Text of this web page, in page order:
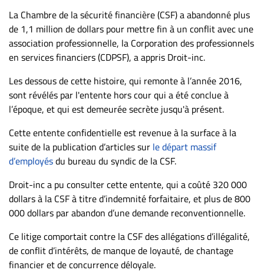
CABINETS
ET
ENTREPRISES
Espace
entreprises
Page
Publier
un
emploi
Publicité
Solutions de
recrutements
TROUVEZ-
NOUS
La Chambre de la sécurité financière (CSF) a abandonné plus
de 1,1 million de dollars pour mettre fin à un conflit avec une
association professionnelle, la Corporation des professionnels
en services financiers (CDPSF), a appris Droit-inc.
Les dessous de cette histoire, qui remonte à l’année 2016,
sont révélés par l'entente hors cour qui a été conclue à
l’époque, et qui est demeurée secrète jusqu'à présent.
Cette entente confidentielle est revenue à la surface à la
suite de la publication d’articles sur le départ massif
d’employésdu bureau du syndic de la CSF.
Droit-inc a pu consulter cette entente, qui a coûté 320 000
dollars à la CSF à titre d’indemnité forfaitaire, et plus de 800
000 dollars par abandon d’une demande reconventionnelle.
Ce litige comportait contre la CSF des allégations d’illégalité,
de conflit d’intérêts, de manque de loyauté, de chantage
financier et de concurrence déloyale.